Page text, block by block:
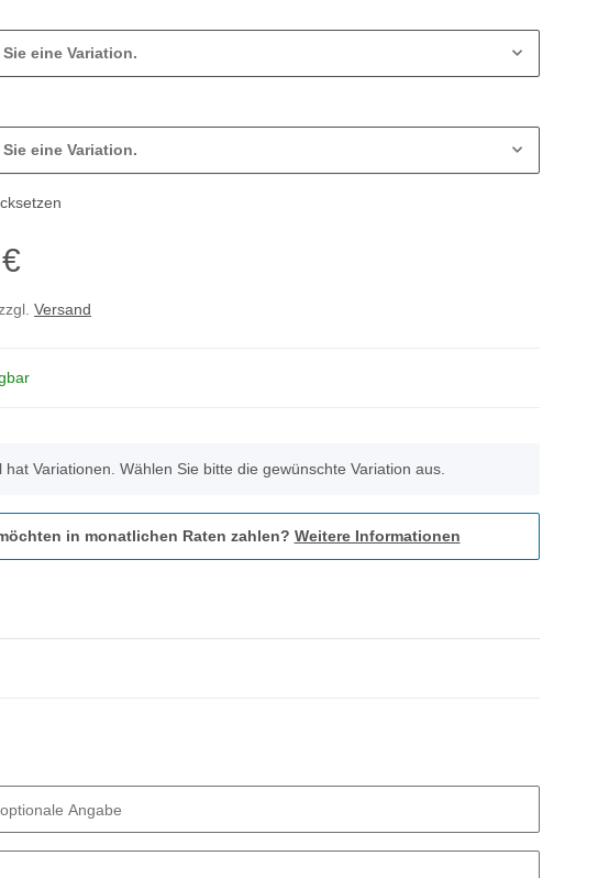
eine Variation.
eine Variation.
Versand
hat Variationen. Wählen Sie bitte die gewünschte Variation aus.
in monatlichen Raten zahlen? Weitere Informationen
Angabe